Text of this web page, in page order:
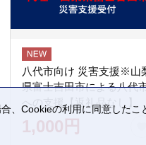
八代市向け 災害支援※山
県富士吉田市による八代
への支援【返礼品なし】
1,000円
、Cookieの利用に同意したこ